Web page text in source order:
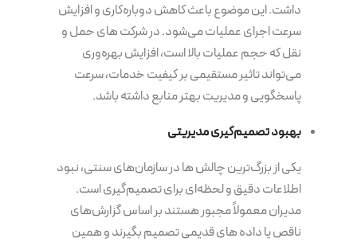
داشت. این موضوع باعث کاهش دوباره‌کاری و افزایش
سرعت اجرای عملیات می‌شود. در شرکت های حمل و
نقل که حجم عملیات بالا است، افزایش بهره‌وری
می‌تواند تاثیر مستقیمی بر کیفیت خدمات، سرعت
پاسخگویی و مدیریت بهتر منابع داشته باشد.
بهبود تصمیم‌گیری مدیریتی
یکی از بزرگ‌ترین چالش ها در سازمان‌های سنتی، نبود
اطلاعات دقیق و لحظه‌ای برای تصمیم‌گیری است.
مدیران معمولاً مجبور هستند بر اساس گزارش‌های
ناقص یا داده های قدیمی تصمیم بگیرند و همین